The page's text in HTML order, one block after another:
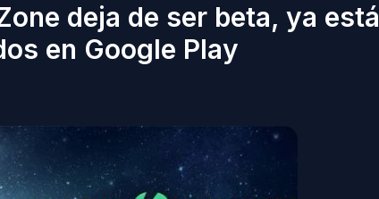
deja de ser beta, ya está
en Google Play